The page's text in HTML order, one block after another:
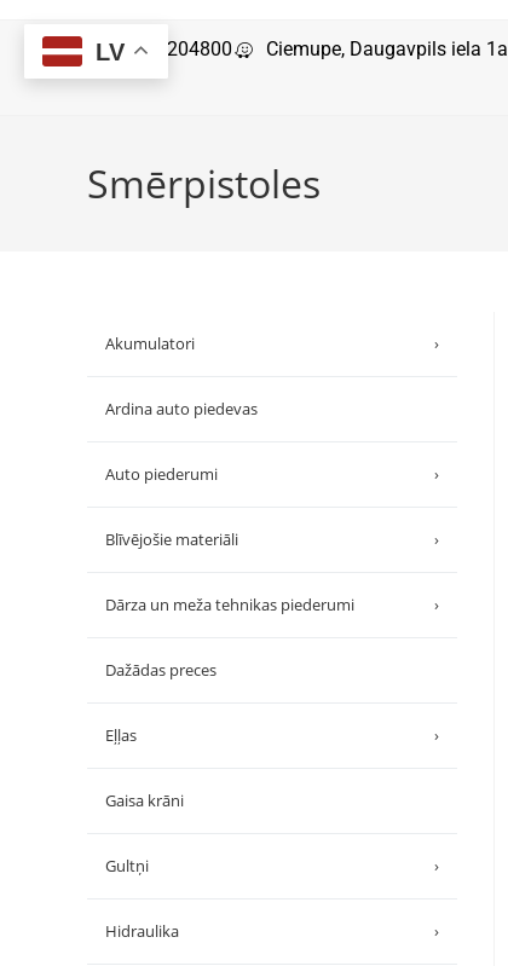
29204800 Ciemupe, Daugavpils iela 1a
Smērpistoles
Akumulatori ›
Ardina auto piedevas
Auto piederumi ›
Blīvējošie materiāli ›
Dārza un meža tehnikas piederumi ›
Dažādas preces
Eļļas ›
Gaisa krāni
Gultņi ›
Hidraulika ›
LV